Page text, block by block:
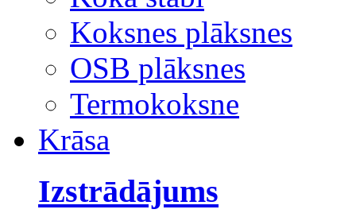
Koksnes plāksnes
OSB plāksnes
Termokoksne
Krāsa
Izstrādājums